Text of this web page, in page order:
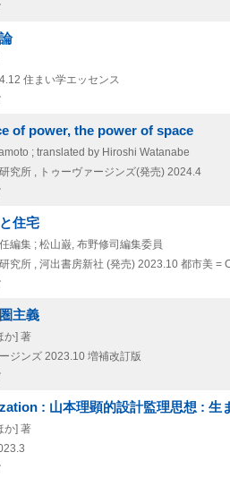
住まい学エッセンス
of power, the power of space
; translated by Hiroshi Watanabe
究所 , トゥーヴァージンズ(発売) 2024.4
住宅
編集 ; 松山巌, 布野修司編集委員
究所 , 河出書房新社 (発売) 2023.10 都市美 =
主義
か] 著
ジンズ 2023.10 増補改訂版
: 山本理顕的設計監理思想 : 生
か] 著